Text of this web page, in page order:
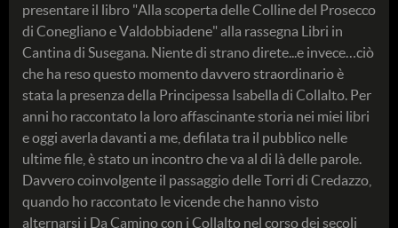
presentare il libro "Alla scoperta delle Colline del Prosecco
di Conegliano e Valdobbiadene" alla rassegna Libri in
Cantina di Susegana. Niente di strano direte...e invece…ciò
che ha reso questo momento davvero straordinario è
stata la presenza della Principessa Isabella di Collalto. Per
anni ho raccontato la loro affascinante storia nei miei libri
e oggi averla davanti a me, defilata tra il pubblico nelle
ultime file, è stato un incontro che va al di là delle parole.
Davvero coinvolgente il passaggio delle Torri di Credazzo,
quando ho raccontato le vicende che hanno visto
alternarsi i Da Camino con i Collalto nel corso dei secoli